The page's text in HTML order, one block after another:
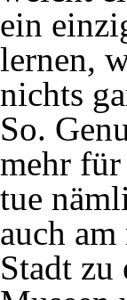
ein
lernen,
nichts
So.
mehr
tue
auch
Stadt zu